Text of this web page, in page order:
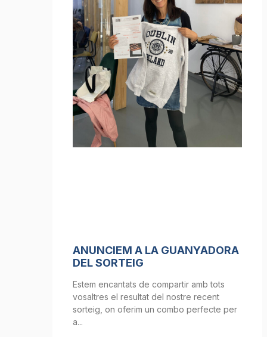
ANUNCIEM A LA GUANYADORA
DEL SORTEIG
Estem encantats de compartir amb tots
vosaltres el resultat del nostre recent
sorteig, on oferim un combo perfecte per
a